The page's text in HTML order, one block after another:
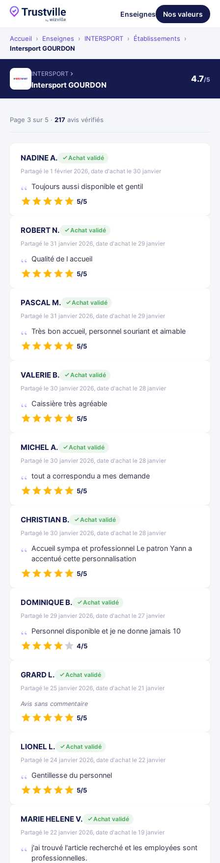
Enseignes Nos valeurs
Accueil › Enseignes › INTERSPORT › Établissements
›
Intersport GOURDON
INTERSPORT
Intersport GOURDON
4.7/5
Page 3 sur 5 · 217 avis vérifiés
NADINE A.
Achat validé
Partagé le 1 février 2026, date d'achat le 30 janvier
Toujours aussi disponible et gentil
5/5
ROBERT N.
Achat validé
Partagé le 31 janvier 2026, date d'achat le 29 janvier
Qualité de l accueil
5/5
PASCAL M.
Achat validé
Partagé le 31 janvier 2026, date d'achat le 29 janvier
Très bon accueil, personnel souriant et aimable
5/5
VALERIE B.
Achat validé
Partagé le 30 janvier 2026, date d'achat le 28 janvier
Caissière très agréable
5/5
MICHEL A.
Achat validé
Partagé le 30 janvier 2026, date d'achat le 28 janvier
tout a correspondu a mes demande
5/5
CHRISTIAN B.
Achat validé
Partagé le 30 janvier 2026, date d'achat le 28 janvier
Accueil sympa et professionnel Le patron Yann a
accentué cette personnalisation
5/5
DOMINIQUE B.
Achat validé
Partagé le 29 janvier 2026, date d'achat le 27 janvier
Personnel disponible et je ne donne jamais 10
4/5
GRARD L.
Achat validé
Partagé le 25 janvier 2026, date d'achat le 21 janvier
Avis sans commentaire
5/5
LIONEL L.
Achat validé
Partagé le 24 janvier 2026, date d'achat le 22 janvier
Gentillesse du personnel
5/5
MARIE HELENE V.
Achat validé
Partagé le 22 janvier 2026, date d'achat le 19 janvier
j'ai trouvé l'article recherché et les employées sont
professionnelles.